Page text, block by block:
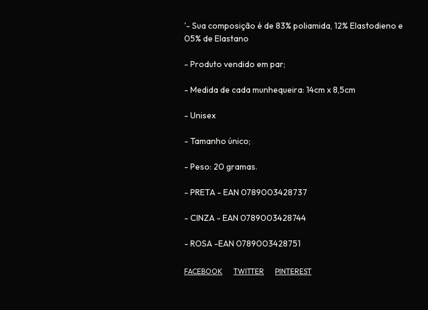
'- Sua composição é de 83% poliamida, 12% Elastodieno e
05% de Elastano
- Produto vendido em par;
- Medida de cada munhequeira: 14cm x 8,5cm
- Unisex
- Tamanho único;
- Peso: 20 gramas.
- PRETA - EAN 0789003428737
- CINZA - EAN 0789003428744
- ROSA -EAN 0789003428751
FACEBOOK TWITTER PINTEREST